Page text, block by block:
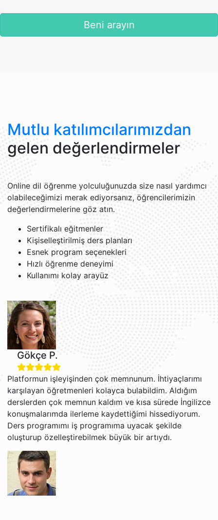
Beni arayın
Mutlu katılımcılarımızdan
gelen değerlendirmeler
Online dil öğrenme yolculuğunuzda size nasıl yardımcı
olabileceğimizi merak ediyorsanız, öğrencilerimizin
değerlendirmelerine göz atın.
Sertifikalı eğitmenler
Kişiselleştirilmiş ders planları
Esnek program seçenekleri
Hızlı öğrenme deneyimi
Kullanımı kolay arayüz
Gökçe P.
Platformun işleyişinden çok memnunum. İhtiyaçlarımı
karşılayan öğretmenleri kolayca bulabildim. Aldığım
derslerden çok memnun kaldım ve kısa sürede İngilizce
konuşmalarımda ilerleme kaydettiğimi hissediyorum.
Ders programımı iş programıma uyacak şekilde
oluşturup özelleştirebilmek büyük bir artıydı.